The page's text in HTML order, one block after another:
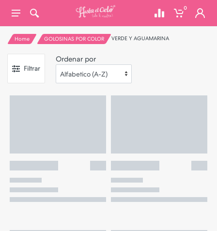
0
Home GOLOSINAS POR COLOR VERDE Y AGUAMARINA
Filtrar
Ordenar por